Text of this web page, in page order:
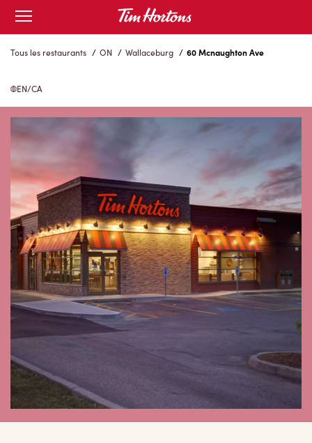
Skip
Content
Open
mobile
menu
Tous les restaurants / ON / Wallaceburg / 60 Mcnaughton Ave
EN/CA